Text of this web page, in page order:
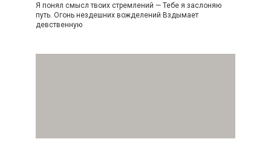
Я понял смысл твоих стремлений — Тебе я заслоняю
путь. Огонь нездешних вожделений Вздымает
девственную